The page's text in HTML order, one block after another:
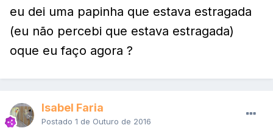
eu dei uma papinha que estava estragada
(eu não percebi que estava estragada)
oque eu faço agora ?
Isabel Faria
Postado 1 de Outuro de 2016